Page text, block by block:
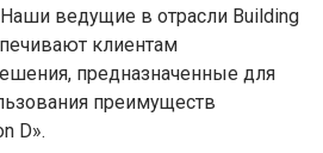
ведущие в отрасли Building
клиентам
предназначенные для
преимуществ
D».